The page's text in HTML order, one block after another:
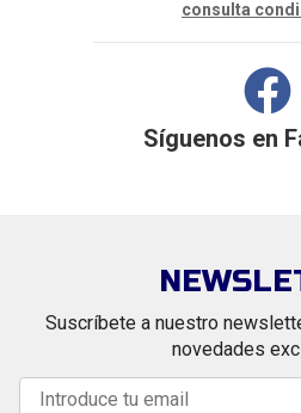
consulta
Síguenos en
Suscríbete a nuestro
novedades